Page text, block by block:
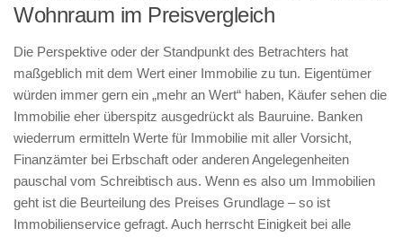
Wohnraum im Preisvergleich
Die Perspektive oder der Standpunkt des Betrachters hat
maßgeblich mit dem Wert einer Immobilie zu tun. Eigentümer
würden immer gern ein „mehr an Wert“ haben, Käufer sehen die
Immobilie eher überspitz ausgedrückt als Bauruine. Banken
wiederrum ermitteln Werte für Immobilie mit aller Vorsicht,
Finanzämter bei Erbschaft oder anderen Angelegenheiten
pauschal vom Schreibtisch aus. Wenn es also um Immobilien
geht ist die Beurteilung des Preises Grundlage – so ist
Immobilienservice gefragt. Auch herrscht Einigkeit bei alle